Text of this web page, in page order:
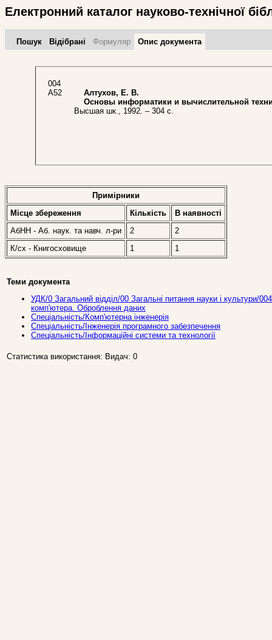
Електронний каталог науково-технічної
Пошук Відібрані Формуляр Опис документа
004
А52
Алтухов, Е. В.
Основы информатики и вычислительной
Высшая шк., 1992. – 304 с.
Примірники
Місце збереження
Кількість
В наявностi
АбНН - Аб. наук. та навч. л-ри
2
2
К/сх - Книгосховище
1 1
Теми документа
УДК/0 Загальний вiддiл/00 Загальнi питання науки i культури/
комп'ютера. Оброблення даних
Спеціальність/Комп'ютерна інженерія
Спеціальність/Інженерія програмного забезпечення
Спеціальність/Інформаційні системи та технології
Статистика використання: Видач: 0